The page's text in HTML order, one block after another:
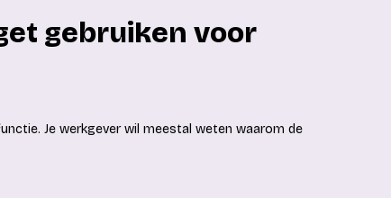
gebruiken voor
Je werkgever wil meestal weten waarom de